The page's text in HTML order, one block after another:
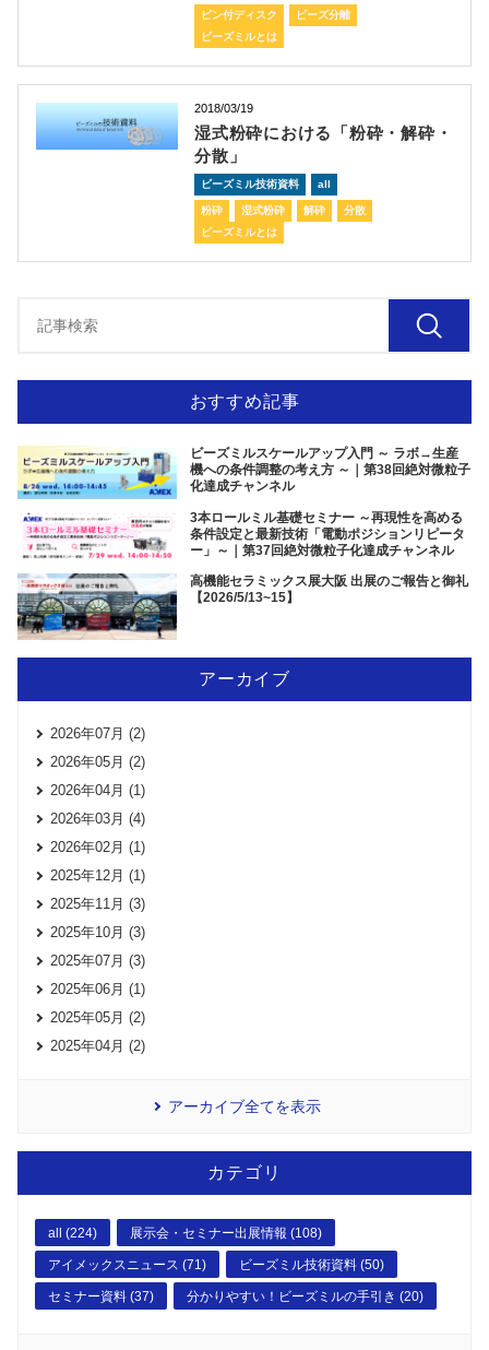
ピン付ディスク
ビーズ分離
ビーズミルとは
2018/03/19
湿式粉砕における「粉砕・解砕・
分散」
ビーズミル技術資料 all
粉砕 湿式粉砕 解砕
分散
ビーズミルとは
おすすめ記事
ビーズミルスケールアップ入門 ～ ラボ→生産
機への条件調整の考え方 ～｜第38回絶対微粒子
化達成チャンネル
3本ロールミル基礎セミナー ～再現性を高める
条件設定と最新技術「電動ポジションリピータ
ー」～｜第37回絶対微粒子化達成チャンネル
高機能セラミックス展大阪 出展のご報告と御礼
【2026/5/13~15】
アーカイブ
2026年07月 (2)
2026年05月 (2)
2026年04月 (1)
2026年03月 (4)
2026年02月 (1)
2025年12月 (1)
2025年11月 (3)
2025年10月 (3)
2025年07月 (3)
2025年06月 (1)
2025年05月 (2)
2025年04月 (2)
アーカイブ全てを表示
カテゴリ
all (224) 展示会・セミナー出展情報 (108)
アイメックスニュース (71) ビーズミル技術資料 (50)
セミナー資料 (37) 分かりやすい！ビーズミルの手引き (20)